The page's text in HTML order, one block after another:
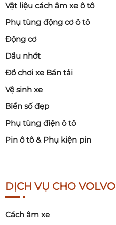
Vật liệu cách âm xe ô tô
Phụ tùng động cơ ô tô
Động cơ
Dầu nhớt
Đồ chơi xe Bán tải
Vệ sinh xe
Biển số đẹp
Phụ tùng điện ô tô
Pin ô tô & Phụ kiện pin
DỊCH VỤ CHO VOLVO
Cách âm xe